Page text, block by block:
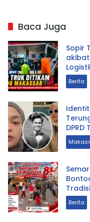
Baca Juga
Sopir
Berita
Berita